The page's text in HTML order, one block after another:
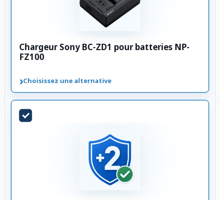
Chargeur Sony BC-ZD1 pour batteries NP-
FZ100
›Choisissez une alternative